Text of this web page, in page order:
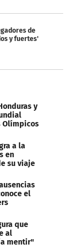
de
y fuertes'
y
Olímpicos
a la
en
su viaje
el
que
al
mentir"